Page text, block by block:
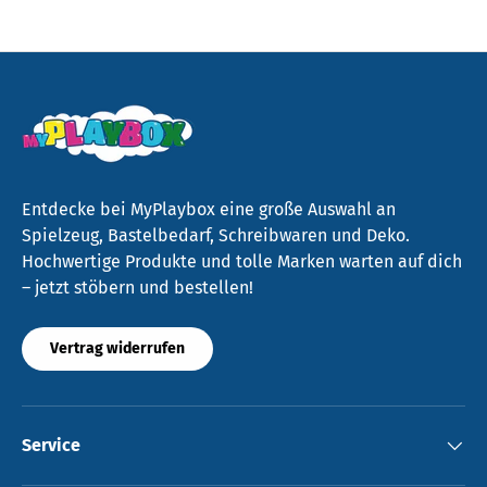
Entdecke bei MyPlaybox eine große Auswahl an
Spielzeug, Bastelbedarf, Schreibwaren und Deko.
Hochwertige Produkte und tolle Marken warten auf dich
– jetzt stöbern und bestellen!
Vertrag widerrufen
Service